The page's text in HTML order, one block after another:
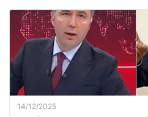
14/12/2025